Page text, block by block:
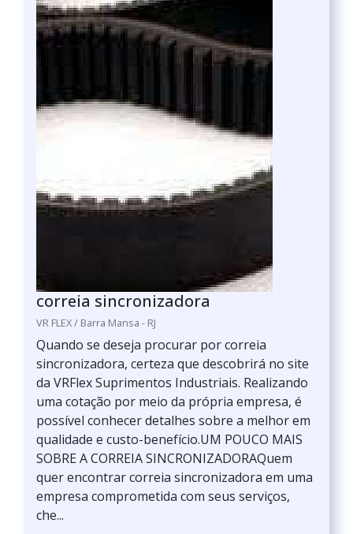
correia sincronizadora
VR FLEX / Barra Mansa - RJ
Quando se deseja procurar por correia
sincronizadora, certeza que descobrirá no site
da VRFlex Suprimentos Industriais. Realizando
uma cotação por meio da própria empresa, é
possível conhecer detalhes sobre a melhor em
qualidade e custo-benefício.UM POUCO MAIS
SOBRE A CORREIA SINCRONIZADORAQuem
quer encontrar correia sincronizadora em uma
empresa comprometida com seus serviços,
che...